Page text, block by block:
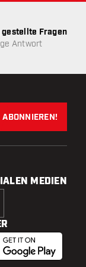
gestellte Fragen
Antwort
Jetzt für
ABONNIEREN!
MEDIEN